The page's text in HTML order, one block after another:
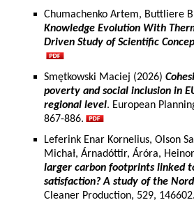
Chumachenko Artem, Buttliere
Knowledge Evolution With
Driven Study of Scientific
Smętkowski Maciej (2026)
poverty and social inclusion in
regional level. European
867-886.
Leferink Enar Kornelius, Olson
Michał, Árnadóttir, Áróra,
larger carbon footprints linked
satisfaction? A study of the
Cleaner Production, 529, 146602.